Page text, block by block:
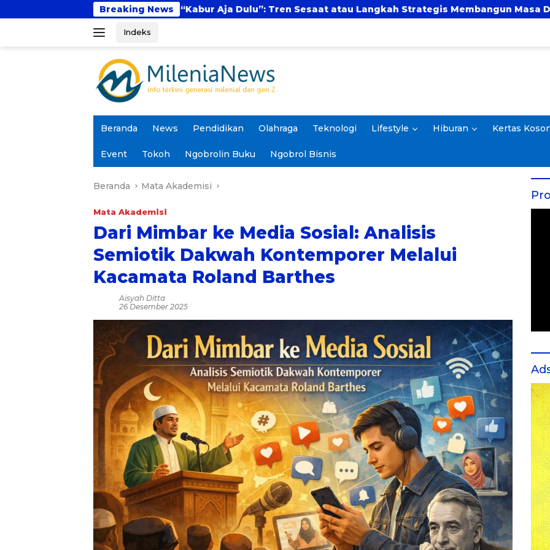
ke
Breaking News
Fenomena “Kabur Aja Dulu”: Tren Sesaat atau Langkah Strategis Membangun Masa Depan?
Indeks
Beranda News Pendidikan Olahraga Teknologi Lifestyle Hiburan Kertas
Event Tokoh Ngobrolin Buku Ngobrol Bisnis
Beranda Mata Akademisi
Mata Akademisi
Dari Mimbar ke Media Sosial: Analisis
Semiotik Dakwah Kontemporer Melalui
Kacamata Roland Barthes
Aisyah Ditta
26 Desember 2025